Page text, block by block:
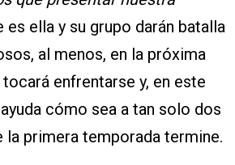
es ella y su grupo darán batalla
al menos, en la próxima
enfrentarse y, en este
cómo sea a tan solo dos
la primera temporada termine.